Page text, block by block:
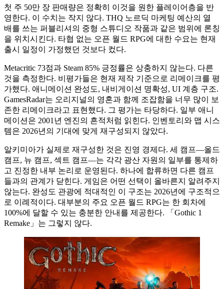
첫 주 50만 장 판매량은 정확히 이것을 원한 플레이어층을 반
영한다. 이 수치는 작지 않다. THQ 노르딕 마케팅 예산의 열
배를 쓰는 퍼블리셔의 중형 스튜디오 작품과 같은 범위에 론칭
을 위치시킨다. 타협 없는 오픈 월드 RPG에 대한 수요는 현재
출시 일정이 가정했던 것보다 컸다.
Metacritic 73점과 Steam 85% 긍정률은 상충하지 않는다. 다른
것을 측정한다. 비평가들은 현재 제작 기준으로 리메이크를 평
가했다. 애니메이션 완성도, 내비게이션 명확성, UI 계층 구조.
GamesRadar는 오리지널의 영혼과 함께 조잡함을 너무 많이 보
존한 리메이크라고 표현했다. 그 평가는 타당하다. 일부 애니
메이션은 2001년 엔진의 흔적처럼 읽힌다. 인벤토리와 맵 시스
템은 2026년의 기대에 맞게 재구성되지 않았다.
알키미아가 실제로 재구성한 것은 진영 경제다. 세 캠프—올드
캠프, 뉴 캠프, 섹트 캠프—는 각각 광산 자원의 일부를 통제하
고 진정한 내부 논리로 운영된다. 하나에 합류하면 다른 캠프
들과의 관계가 닫힌다. 게임은 어떤 선택이 올바른지 알려주지
않는다. 완성도 관광에 적대적인 이 구조는 2026년에 구조적으
로 이례적이다. 대부분의 주요 오픈 월드 RPG는 한 회차에
100%에 달할 수 있는 충분한 안내를 제공한다. 「Gothic 1
Remake」는 그렇지 않다.